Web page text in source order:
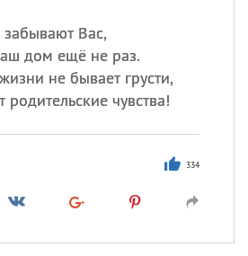
забывают Вас,
дом ещё не раз.
не бывает грусти,
родительские чувства!
334
ИМЕНА
Сегодня празднуют именины